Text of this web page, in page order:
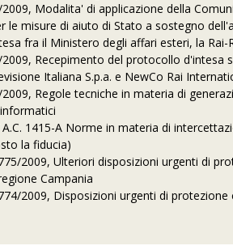
Modalita' di applicazione della
le misure di aiuto di Stato a sostegno
fra il Ministero degli affari esteri, la
Recepimento del protocollo
Italiana S.p.a. e NewCo Rai
Regole tecniche in materia di
A.C. 1415-A Norme in materia di
la fiducia)
2009, Ulteriori disposizioni urgenti di
Campania
2009, Disposizioni urgenti di protezione